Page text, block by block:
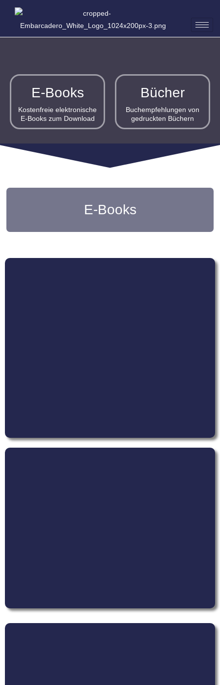
E-Books
Kostenfreie elektronische
E-Books zum Download
Bücher
Buchempfehlungen von
gedruckten Büchern
E-Books